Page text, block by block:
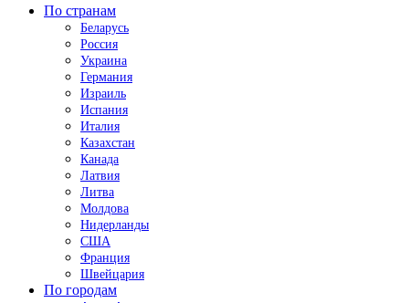
По странам
Беларусь
Россия
Украина
Германия
Израиль
Испания
Италия
Казахстан
Канада
Латвия
Литва
Молдова
Нидерланды
США
Франция
Швейцария
По городам